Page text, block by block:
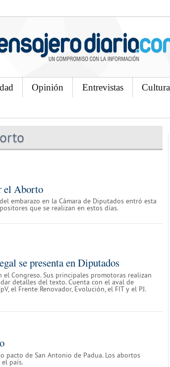
Opinión Entrevistas Cultura
el Aborto
embarazo en la Cámara de Diputados entró esta
que se realizan en estos días.
se presenta en Diputados
Congreso. Sus principales promotoras realizan
detalles del texto. Cuenta con el aval de
el Frente Renovador, Evolución, el FIT y el PJ.
pacto de San Antonio de Padua. Los abortos
país.